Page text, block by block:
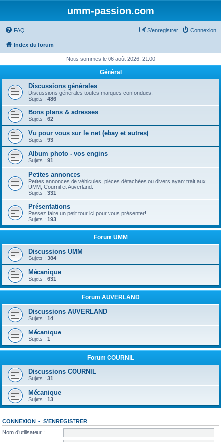
umm-passion.com
FAQ Connexion
S’enregistrer
Index du forum
Nous sommes le 06 août 2026, 21:00
Général
Discussions générales
Discussions générales toutes marques confondues.
Sujets : 486
Bons plans & adresses
Sujets : 62
Vu pour vous sur le net (ebay et autres)
Sujets : 93
Album photo - vos engins
Sujets : 91
Petites annonces
Petites annonces de véhicules, pièces détachées ou divers ayant trait aux
UMM, Cournil et Auverland.
Sujets : 331
Présentations
Passez faire un petit tour ici pour vous présenter!
Sujets : 193
Forum UMM
Discussions UMM
Sujets : 384
Mécanique
Sujets : 631
Forum AUVERLAND
Discussions AUVERLAND
Sujets : 14
Mécanique
Sujets : 1
Forum COURNIL
Discussions COURNIL
Sujets : 31
Mécanique
Sujets : 13
CONNEXION • S’ENREGISTRER
Nom d’utilisateur :